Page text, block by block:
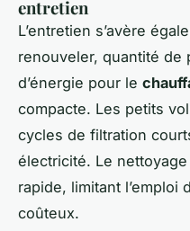
entretien
L’entretien s’avère
renouveler, quantité de
d’énergie pour le
compacte. Les petits
cycles de filtration
électricité. Le
rapide, limitant l’emploi
coûteux.